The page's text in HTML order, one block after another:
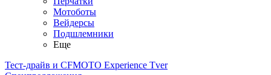
Мотоботы
Вейдерсы
Подшлемники
Еще
Тест-драйв и CFMOTO Experience Tver